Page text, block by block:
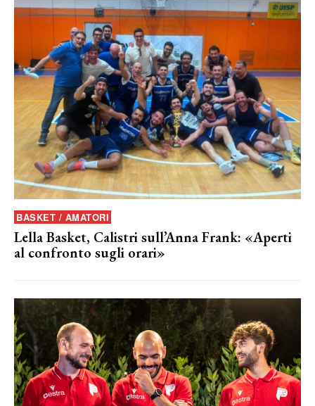
BASKET / AMATORI
Lella Basket, Calistri sull’Anna Frank: «Aperti
al confronto sugli orari»